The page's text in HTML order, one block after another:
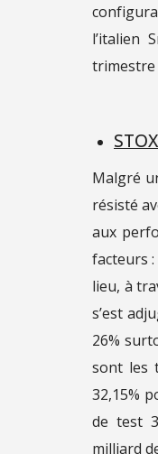
l’italien
trimestre
Malgré
résisté
aux
facteurs
lieu, à
s’est
26%
sont les
32,15%
de test
milliard